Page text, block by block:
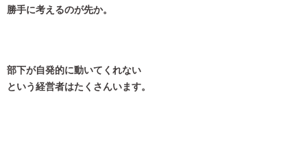
勝手に考えるのが先か。
部下が自発的に動いてくれない
という経営者はたくさんいます。